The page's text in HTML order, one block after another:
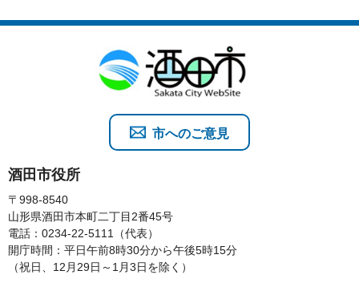
酒田市役所
〒998-8540
山形県酒田市本町二丁目2番45号
電話：0234-22-5111（代表）
開庁時間：平日午前8時30分から午後5時15分
（祝日、12月29日～1月3日を除く）
市へのご意見